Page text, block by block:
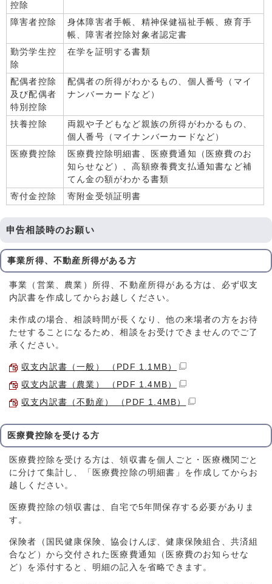
控除
障害者控除
身体障害者手帳、精神保健福祉手帳、療育手
帳、障害者控除対象者認定書
勤労学生控
除
在学を証明する書類
配偶者控除
及び配偶者
特別控除
配偶者の所得がわかるもの、個人番号（マイ
ナンバーカードなど）
扶養控除
両親や子どもなど親族の所得がわかるもの、
個人番号（マイナンバーカードなど）
医療費控除
医療費控除明細書、医療費通知（医療費のお
知らせなど）、高額療養費支払通知書など補
てん金の額がわかる書類
寄付金控除
寄附金受領証明書
申告相談時のお願い
事業所得、不動産所得がある方
事業（営業、農業）所得、不動産所得がある方は、必ず収支
内訳書を作成してからお越しください。
未作成の場合、相談時間が長くなり、他の来場者の方をお待
たせすることになるため、相談をお受けできませんのでご了
承ください。
収支内訳書（一般） （PDF 1.1MB）
収支内訳書（農業） （PDF 1.4MB）
収支内訳書（不動産） （PDF 1.4MB）
医療費控除を受ける方
医療費控除を受ける方は、領収書を個人ごと・医療機関ごと
に分けて集計し、「医療費控除の明細書」を作成してからお
越しください。
医療費控除の領収書は、自宅で5年間保存する必要がありま
す。
保険者（国民健康保険、協会けんぽ、健康保険組合、共済組
合など）から交付された医療費通知（医療費のお知らせな
ど）を添付すると、明細の記入を省略できます。